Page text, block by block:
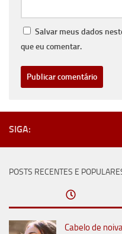
Salvar meus dados
que eu comentar.
SIGA:
POSTS RECENTES E
Cabelo de